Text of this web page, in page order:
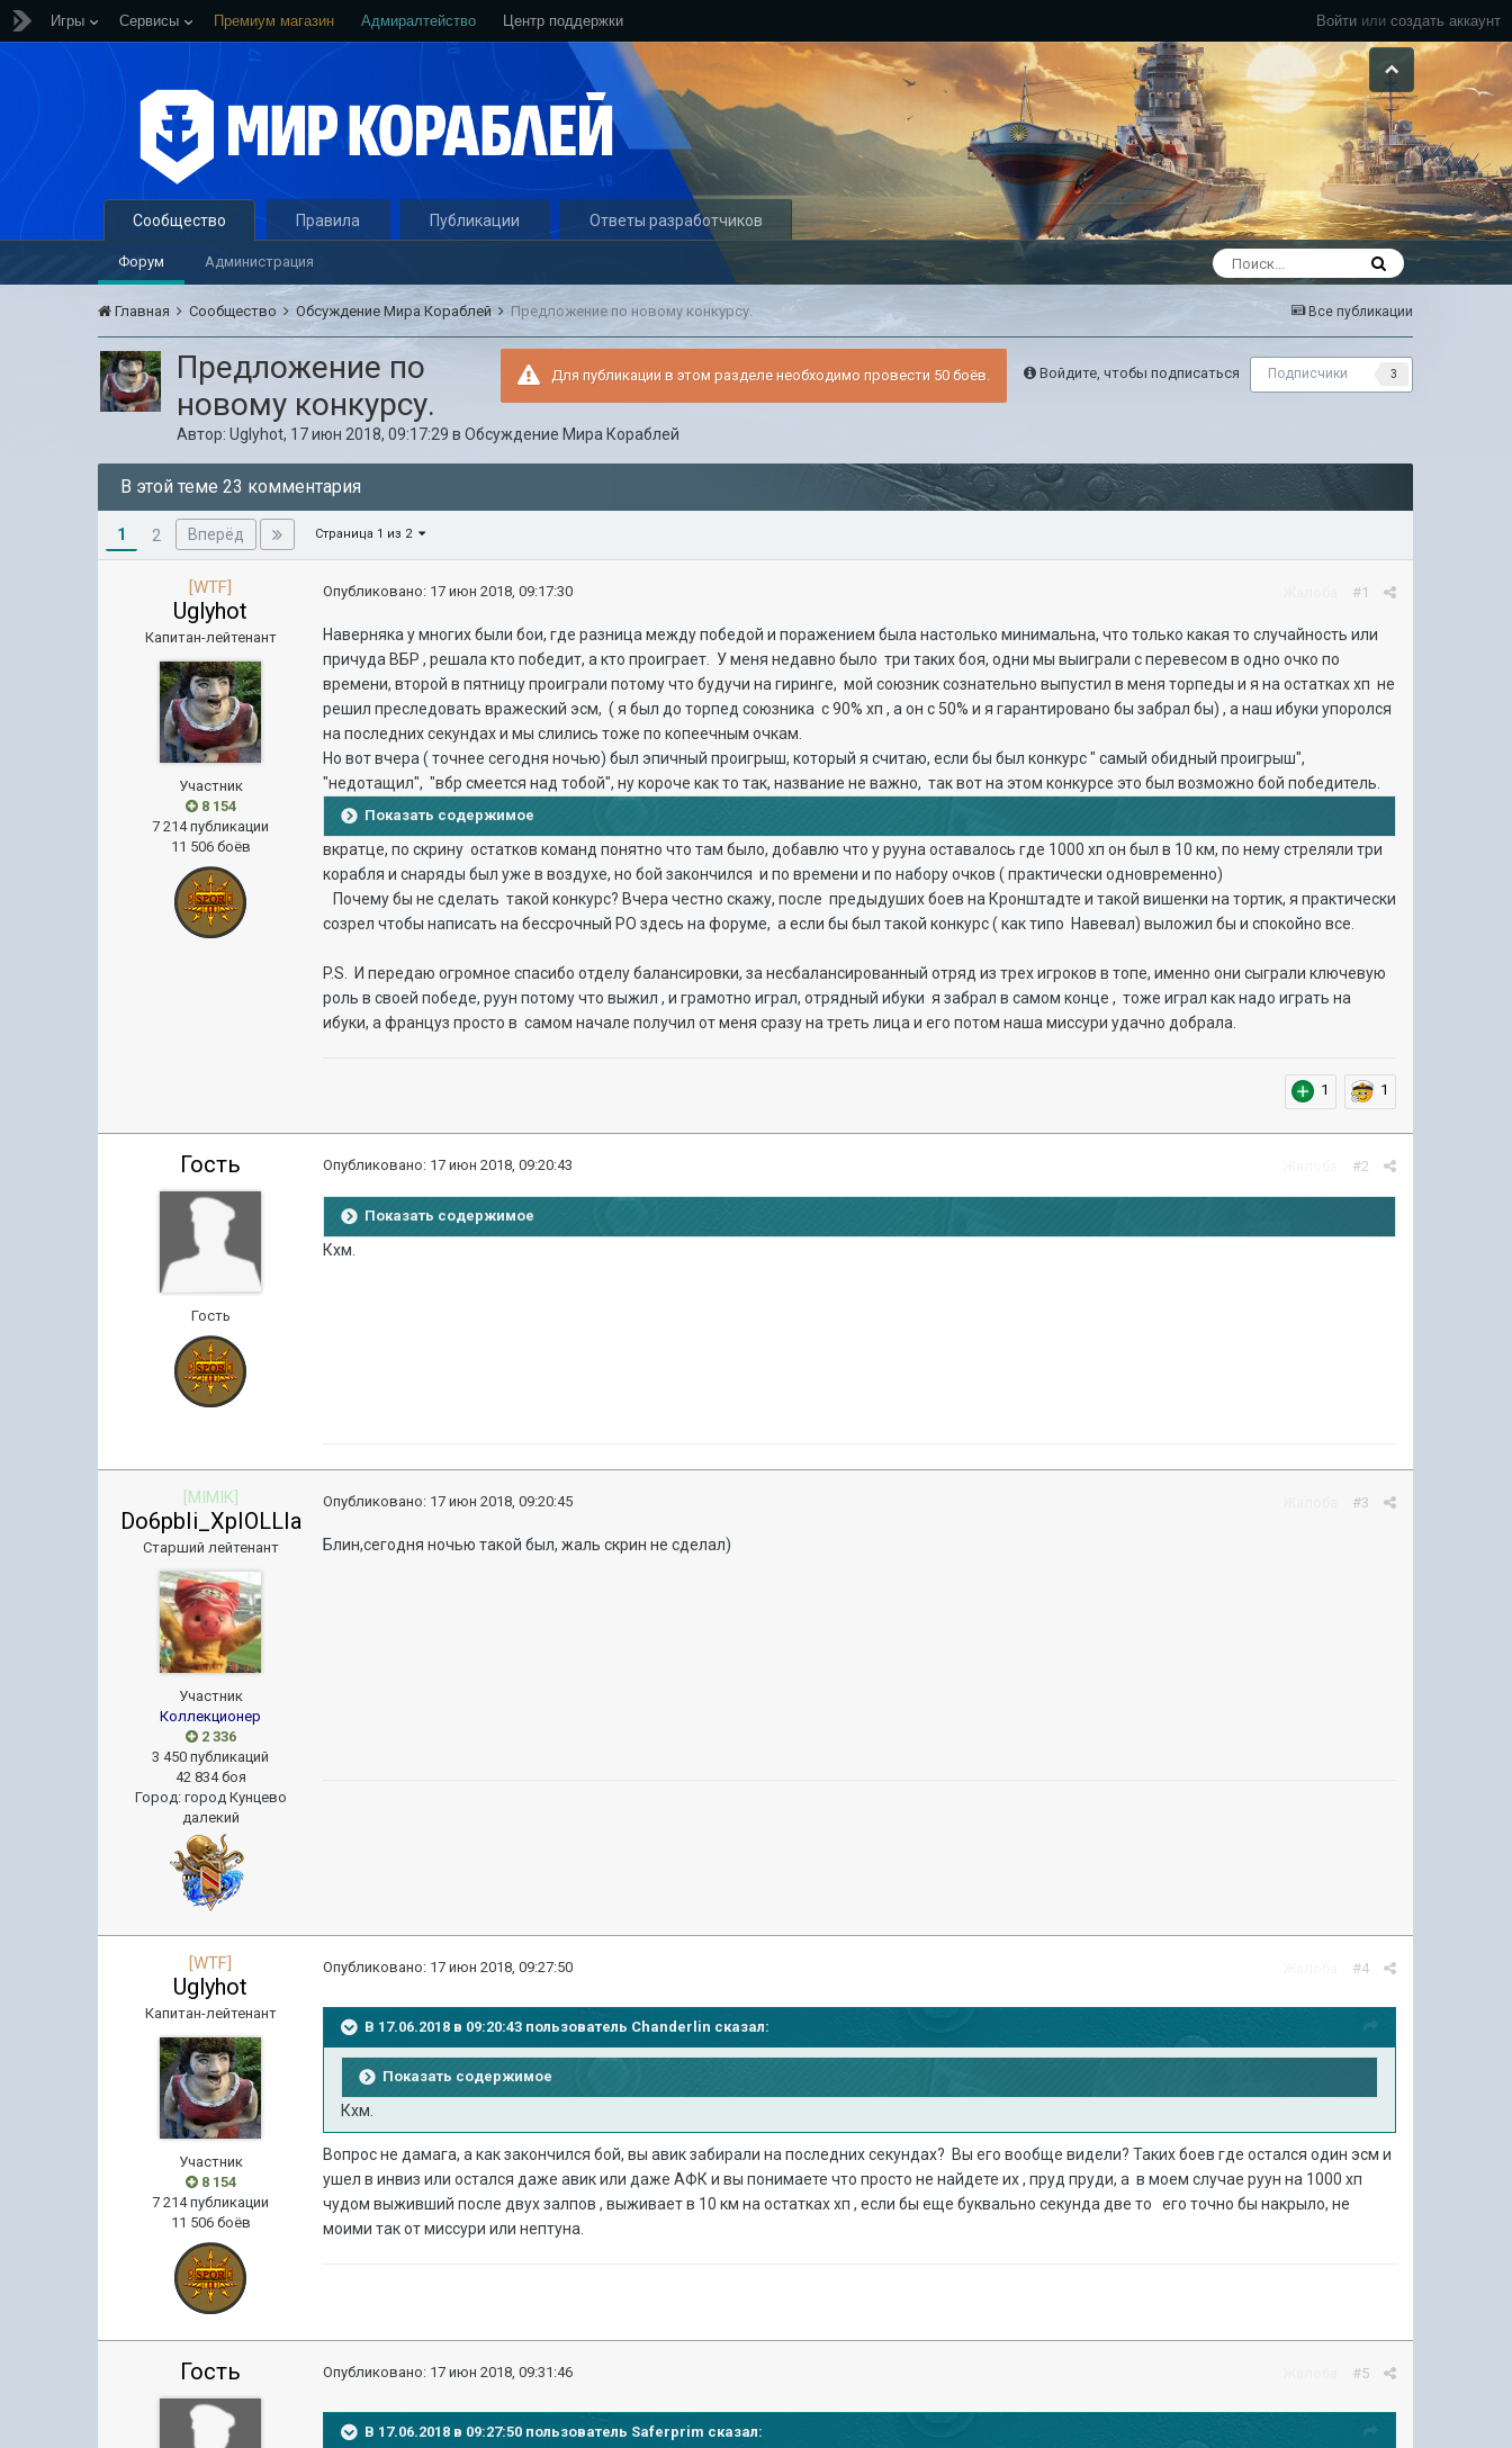
Войти или создать аккаунт
Игры Сервисы Премиум магазин Адмиралтейство Центр поддержки
Сообщество
Форум Администрация
Правила Публикации Ответы разработчиков
Все публикации
Главная Сообщество Обсуждение Мира Кораблей Предложение по новому конкурсу.
Войдите, чтобы подписаться Подписчики 3
Для публикации в этом разделе необходимо провести 50 боёв.
Предложение по
новому конкурсу.
Автор:Uglyhot, 17 июн 2018, 09:17:29 вОбсуждение Мира Кораблей
В этой теме 23 комментария
1 2 Вперёд Страница 1 из 2
[WTF]
Uglyhot
Капитан-лейтенант
Участник
8 154
7 214 публикации
11 506 боёв
#1
Опубликовано: 17 июн 2018, 09:17:30
Наверняка у многих были бои, где разница между победой и поражением была настолько минимальна, что только какая то случайность или
причуда ВБР , решала кто победит, а кто проиграет. У меня недавно было три таких боя, одни мы выиграли с перевесом в одно очко по
времени, второй в пятницу проиграли потому что будучи на гиринге, мой союзник сознательно выпустил в меня торпеды и я на остатках хп не
решил преследовать вражеский эсм, ( я был до торпед союзника с 90% хп , а он с 50% и я гарантировано бы забрал бы) , а наш ибуки упоролся
на последних секундах и мы слились тоже по копеечным очкам.
Но вот вчера ( точнее сегодня ночью) был эпичный проигрыш, который я считаю, если бы был конкурс " самый обидный проигрыш",
"недотащил", "вбр смеется над тобой", ну короче как то так, название не важно, так вот на этом конкурсе это был возможно бой победитель.
Показать содержимое
вкратце, по скрину остатков команд понятно что там было, добавлю что у рууна оставалось где 1000 хп он был в 10 км, по нему стреляли три
корабля и снаряды был уже в воздухе, но бой закончился и по времени и по набору очков ( практически одновременно)
Почему бы не сделать такой конкурс? Вчера честно скажу, после предыдуших боев на Кронштадте и такой вишенки на тортик, я практически
созрел чтобы написать на бессрочный РО здесь на форуме, а если бы был такой конкурс ( как типо Навевал) выложил бы и спокойно все.
P.S. И передаю огромное спасибо отделу балансировки, за несбалансированный отряд из трех игроков в топе, именно они сыграли ключевую
роль в своей победе, руун потому что выжил , и грамотно играл, отрядный ибуки я забрал в самом конце , тоже играл как надо играть на
ибуки, а француз просто в самом начале получил от меня сразу на треть лица и его потом наша миссури удачно добрала.
1 1
Гость
Гость
#2
Опубликовано: 17 июн 2018, 09:20:43
Показать содержимое
Кхм.
[MIMIK]
Do6pbIi_XpIOLLIa
Старший лейтенант
Участник
Коллекционер
2 336
3 450 публикаций
42 834 боя
Город: город Кунцево
далекий
#3
Опубликовано: 17 июн 2018, 09:20:45
Блин,сегодня ночью такой был, жаль скрин не сделал)
[WTF]
Uglyhot
Капитан-лейтенант
Участник
8 154
7 214 публикации
11 506 боёв
#4
Опубликовано: 17 июн 2018, 09:27:50
В 17.06.2018 в 09:20:43 пользователь Chanderlin сказал:
Показать содержимое
Кхм.
Вопрос не дамага, а как закончился бой, вы авик забирали на последних секундах? Вы его вообще видели? Таких боев где остался один эсм и
ушел в инвиз или остался даже авик или даже АФК и вы понимаете что просто не найдете их , пруд пруди, а в моем случае руун на 1000 хп
чудом выживший после двух залпов , выживает в 10 км на остатках хп , если бы еще буквально секунда две то его точно бы накрыло, не
моими так от миссури или нептуна.
Гость #5
Опубликовано: 17 июн 2018, 09:31:46
В 17.06.2018 в 09:27:50 пользователь Saferprim сказал: